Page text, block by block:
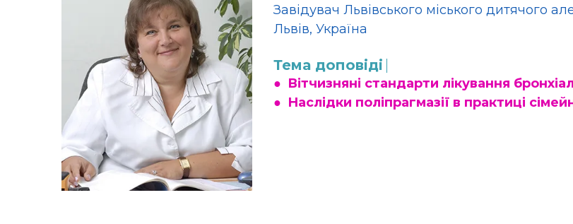
Завідувач Львівського міського дитячого
Львів, Україна
Тема доповіді
● Вітчизняні стандарти лікування
● Наслідки поліпрагмазії в практиці